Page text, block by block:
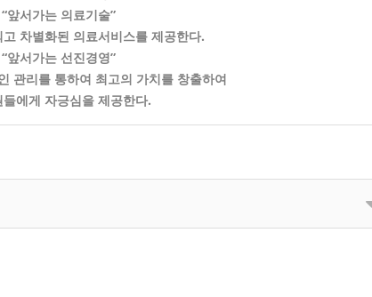
“앞서가는 의료기술”
차별화된 의료서비스를 제공한다.
“앞서가는 선진경영”
관리를 통하여 최고의 가치를 창출하여
들에게 자긍심을 제공한다.